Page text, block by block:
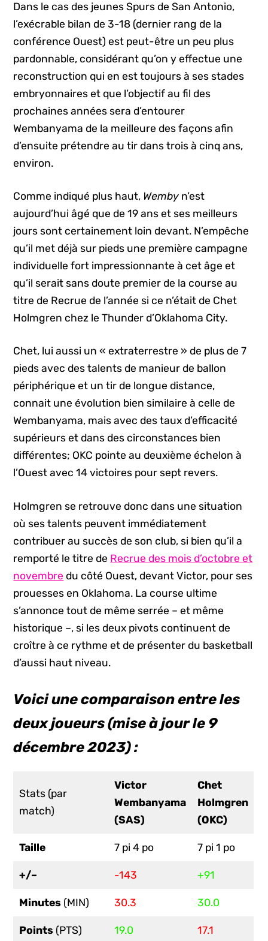
Dans le cas des jeunes Spurs de San Antonio,
l’exécrable bilan de 3-18 (dernier rang de la
conférence Ouest) est peut-être un peu plus
pardonnable, considérant qu’on y effectue une
reconstruction qui en est toujours à ses stades
embryonnaires et que l’objectif au fil des
prochaines années sera d’entourer
Wembanyama de la meilleure des façons afin
d’ensuite prétendre au tir dans trois à cinq ans,
environ.
Comme indiqué plus haut, Wemby n’est
aujourd’hui âgé que de 19 ans et ses meilleurs
jours sont certainement loin devant. N’empêche
qu’il met déjà sur pieds une première campagne
individuelle fort impressionnante à cet âge et
qu’il serait sans doute premier de la course au
titre de Recrue de l’année si ce n’était de Chet
Holmgren chez le Thunder d’Oklahoma City.
Chet, lui aussi un « extraterrestre » de plus de 7
pieds avec des talents de manieur de ballon
périphérique et un tir de longue distance,
connait une évolution bien similaire à celle de
Wembanyama, mais avec des taux d’efficacité
supérieurs et dans des circonstances bien
différentes; OKC pointe au deuxième échelon à
l’Ouest avec 14 victoires pour sept revers.
Holmgren se retrouve donc dans une situation
où ses talents peuvent immédiatement
contribuer au succès de son club, si bien qu’il a
remporté le titre de Recrue des mois d’octobre et
novembre du côté Ouest, devant Victor, pour ses
prouesses en Oklahoma. La course ultime
s’annonce tout de même serrée – et même
historique –, si les deux pivots continuent de
croître à ce rythme et de présenter du basketball
d’aussi haut niveau.
Voici une comparaison entre les
deux joueurs (mise à jour le 9
décembre 2023) :
Stats (par
match)
Victor
Wembanyama
(SAS)
Chet
Holmgren
(OKC)
Taille 7 pi 4 po 7 pi 1 po
+/– -143 +91
Minutes (MIN) 30.3 30.0
Points (PTS) 19.0 17.1